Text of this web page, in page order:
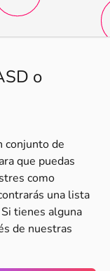
o
conjunto de
que puedas
como
una lista
tienes alguna
de nuestras